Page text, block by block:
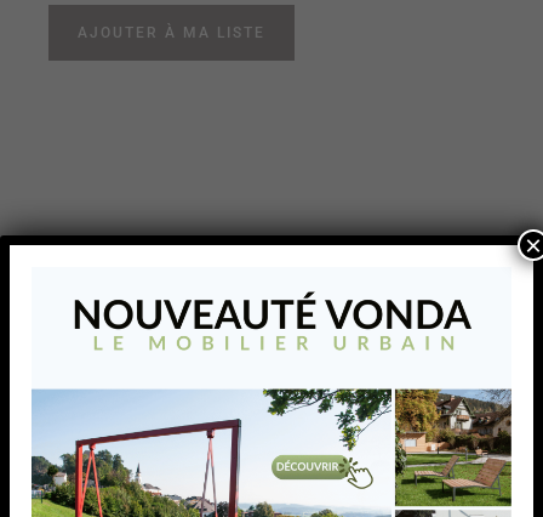
AJOUTER À MA LISTE
×